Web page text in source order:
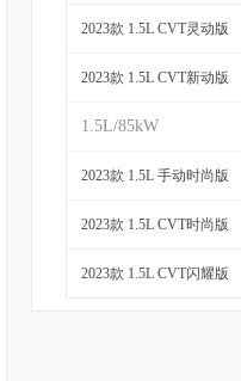
2023款 1.5L CVT灵动版
2023款 1.5L CVT新动版
1.5L/85kW
2023款 1.5L 手动时尚版
2023款 1.5L CVT时尚版
2023款 1.5L CVT闪耀版